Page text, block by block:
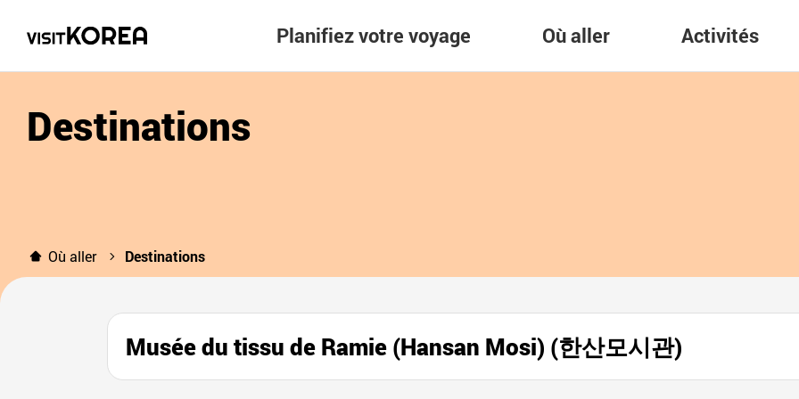
Planifiez votre voyage Où aller Activités
Destinations
Où aller Destinations
Musée du tissu de Ramie (Hansan Mosi) (한산모시관)